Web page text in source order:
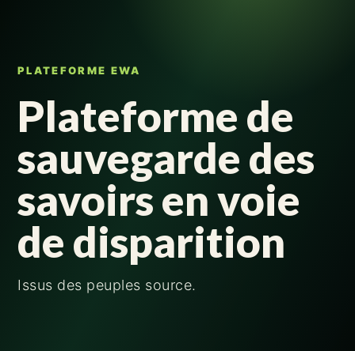
PLATEFORME EWA
Plateforme de
sauvegarde des
savoirs en voie
de disparition
Issus des peuples source.